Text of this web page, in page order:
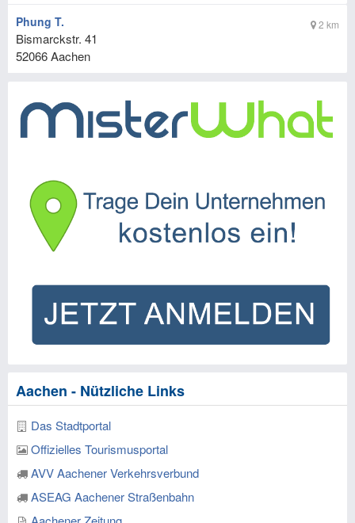
2 km
Phung T.
Bismarckstr. 41
52066Aachen
Aachen - Nützliche Links
Das Stadtportal
Offizielles Tourismusportal
AVV Aachener Verkehrsverbund
ASEAG Aachener Straßenbahn